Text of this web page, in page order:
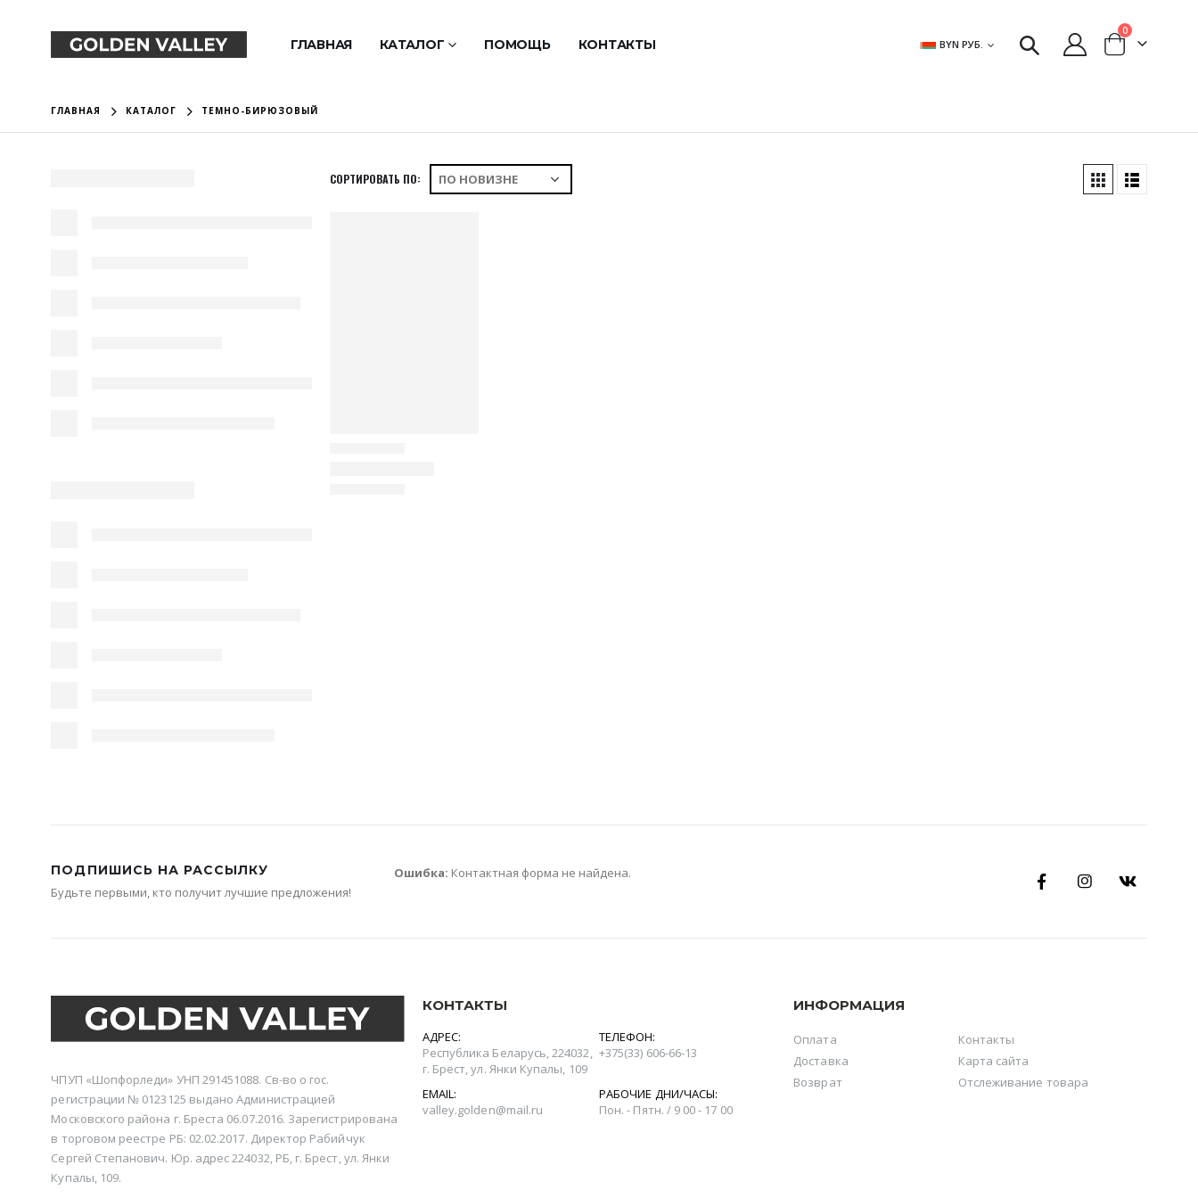
ГЛАВНАЯ КАТАЛОГ ПОМОЩЬ КОНТАКТЫ BYN РУБ.
0
ГЛАВНАЯ КАТАЛОГ ТЕМНО-БИРЮЗОВЫЙ
СОРТИРОВАТЬ ПО:
ПОДПИШИСЬ НА РАССЫЛКУ
Будьте первыми, кто получит лучшие предложения!
Ошибка: Контактная форма не найдена.
ЧПУП «Шопфорледи» УНП 291451088. Св-во о гос.
регистрации № 0123125 выдано Администрацией
Московского района г. Бреста 06.07.2016. Зарегистрирована
в торговом реестре РБ: 02.02.2017. Директор Рабийчук
Сергей Степанович. Юр. адрес 224032, РБ, г. Брест, ул. Янки
Купалы, 109.
КОНТАКТЫ
АДРЕС:
Республика Беларусь, 224032,
г. Брест, ул. Янки Купалы, 109
ТЕЛЕФОН:
+375(‎33) 606-66-13
EMAIL:
valley.golden@mail.ru
РАБОЧИЕ ДНИ/ЧАСЫ:
Пон. - Пятн. / 9 00 - 17 00
ИНФОРМАЦИЯ
Оплата
Доставка
Возврат
Контакты
Карта сайта
Отслеживание товара